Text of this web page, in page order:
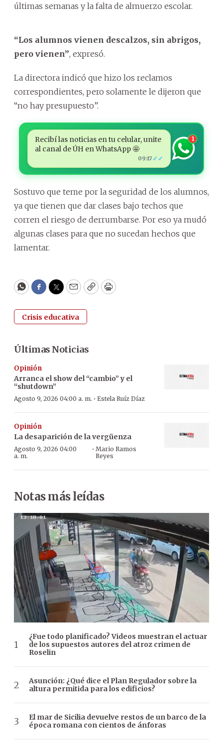
últimas semanas y la falta de almuerzo escolar.
“Los alumnos vienen descalzos, sin abrigos,
pero vienen”, expresó.
La directora indicó que hizo los reclamos
correspondientes, pero solamente le dijeron que
“no hay presupuesto”.
Recibí las noticias en tu celular, unite
al canal de ÚH en WhatsApp 🤩
09:17 ✓✓
1
Sostuvo que teme por la seguridad de los alumnos,
ya que tienen que dar clases bajo techos que
corren el riesgo de derrumbarse. Por eso ya mudó
algunas clases para que no sucedan hechos que
lamentar.
WhatsApp
Facebook
Twitter
EmailCopyPrint
Crisis educativa
Últimas Noticias
Opinión
Arranca el show del “cambio” y el
“shutdown”
Agosto 9, 2026 04:00 a. m. · Estela Ruíz Díaz
Opinión
La desaparición de la vergüenza
Agosto 9, 2026 04:00
a. m.
· Mario Ramos
Reyes
Notas más leídas
¿Fue todo planificado? Videos muestran el actuar
de los supuestos autores del atroz crimen de
Roselin
Asunción: ¿Qué dice el Plan Regulador sobre la
altura permitida para los edificios?
El mar de Sicilia devuelve restos de un barco de la
época romana con cientos de ánforas